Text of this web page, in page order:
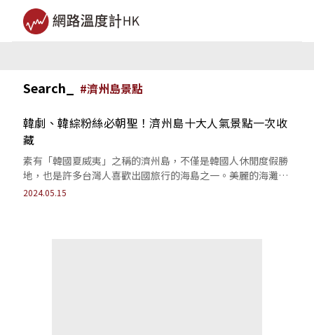
Search_ #濟州島景點
韓劇、韓綜粉絲必朝聖！濟州島十大人氣景點一次收
藏
素有「韓國夏威夷」之稱的濟州島，不僅是韓國人休閒度假勝
地，也是許多台灣人喜歡出國旅行的海島之一。美麗的海灘、
瀑布、博物館和藝術展覽，適合尋求放鬆...
2024.05.15